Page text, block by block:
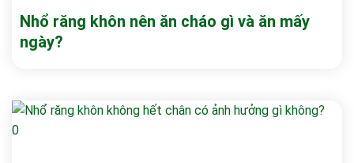
Nhổ răng khôn nên ăn cháo gì và ăn mấy
ngày?